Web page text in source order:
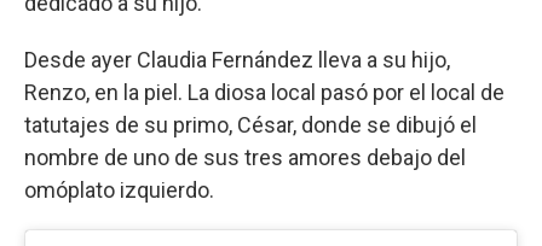
Desde ayer Claudia Fernández lleva a su hijo,
Renzo, en la piel. La diosa local pasó por el local de
tatutajes de su primo, César, donde se dibujó el
nombre de uno de sus tres amores debajo del
omóplato izquierdo.